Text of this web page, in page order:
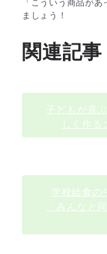
「こういう商品が
ましょう！
関連記事
子どもが喜
しく作
学校給食の
「みんなと